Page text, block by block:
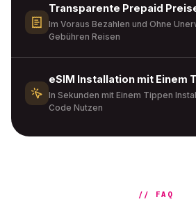
Transparente Prepaid
Im Voraus Bezahlen und Ohne
Gebühren Reisen
eSIM Installation mit Einem
In Sekunden mit Einem Tippen
Code Nutzen
// FAQ